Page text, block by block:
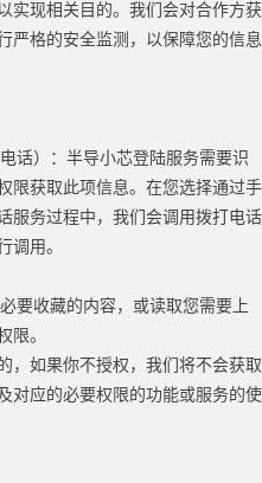
实现相关目的。我们会对合作方获
严格的安全监测，以保障您的信息
话）：半导小芯登陆服务需要识
限获取此项信息。在您选择通过手
服务过程中，我们会调用拨打电话
调用。
要收藏的内容，或读取您需要上
限。
，如果你不授权，我们将不会获取
对应的必要权限的功能或服务的使